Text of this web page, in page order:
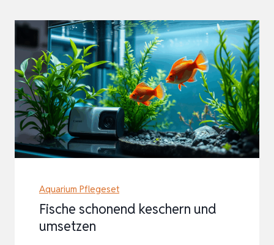
Aquarium Pflegeset
Fische schonend keschern und
umsetzen